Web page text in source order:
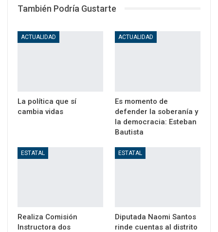
También Podría Gustarte
ACTUALIDAD
La política que sí
cambia vidas
ACTUALIDAD
Es momento de
defender la soberanía y
la democracia: Esteban
Bautista
ESTATAL
Realiza Comisión
Instructora dos
ESTATAL
Diputada Naomi Santos
rinde cuentas al distrito